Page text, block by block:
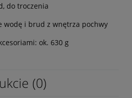
do troczenia
wodę i brud z wnętrza pochwy
ok. 630 g
(0)